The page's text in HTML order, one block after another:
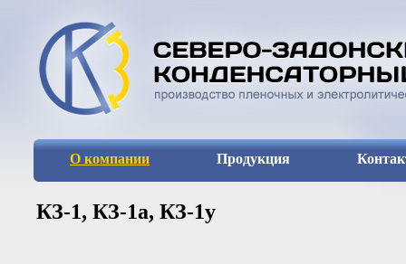
О компании Продукция
КЗ-1, КЗ-1а, КЗ-1у